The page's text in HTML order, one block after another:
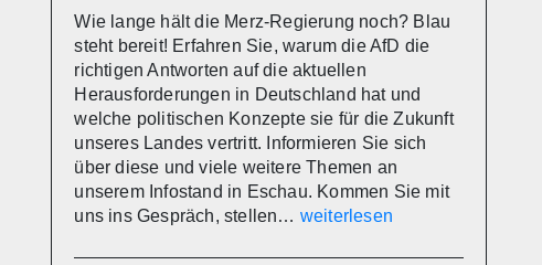
Wie lange hält die Merz-Regierung noch? Blau
steht bereit! Erfahren Sie, warum die AfD die
richtigen Antworten auf die aktuellen
Herausforderungen in Deutschland hat und
welche politischen Konzepte sie für die Zukunft
unseres Landes vertritt. Informieren Sie sich
über diese und viele weitere Themen an
unserem Infostand in Eschau. Kommen Sie mit
uns ins Gespräch, stellen… Infostand
weiterlesen